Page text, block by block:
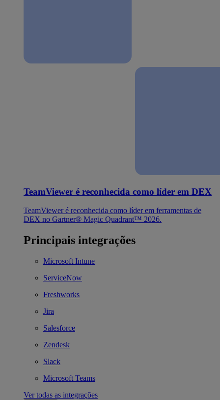
TeamViewer é reconhecida como líder em DEX
TeamViewer é reconhecida como líder em ferramentas de
DEX no Gartner® Magic Quadrant™ 2026.
Principais integrações
Microsoft Intune
ServiceNow
Freshworks
Jira
Salesforce
Zendesk
Slack
Microsoft Teams
Ver todas as integrações